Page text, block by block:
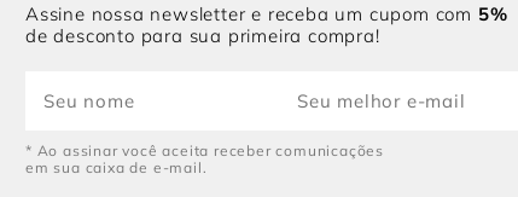
Assine nossa newsletter e receba um cupom com 5%
de desconto para sua primeira compra!
* Ao assinar você aceita receber comunicações
em sua caixa de e-mail.